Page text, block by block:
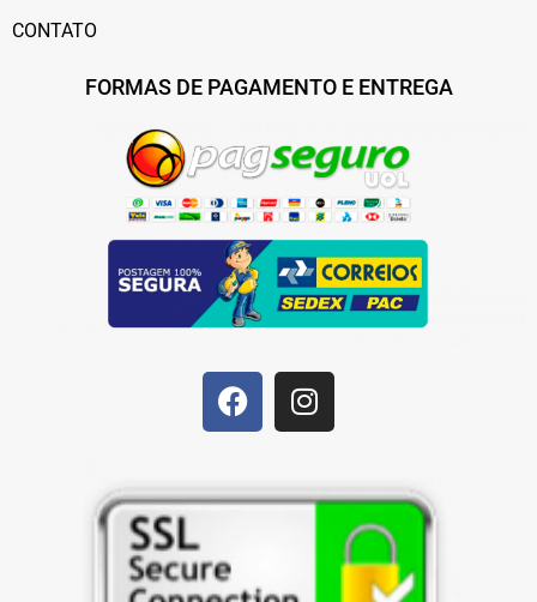
CONTATO
FORMAS DE PAGAMENTO E ENTREGA